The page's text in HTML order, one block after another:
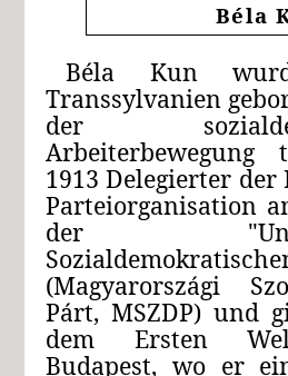
Béla
Béla Kun
Transsylvanien
der
1913 Delegierter
Parteiorganisation
der
(Magyarországi
Párt, MSZDP) und
dem Ersten
Budapest, wo er